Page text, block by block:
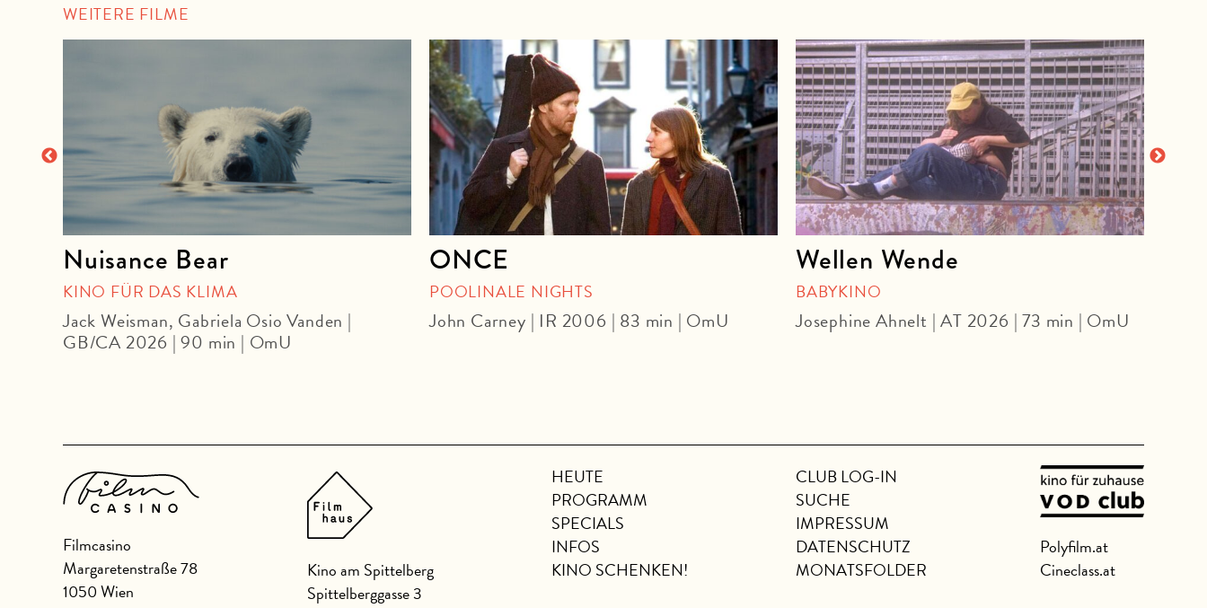
WEITERE FILME
Nuisance Bear
KINO FÜR DAS KLIMA
Jack Weisman, Gabriela Osio Vanden |
GB/CA 2026 | 90 min | OmU
ONCE
POOLINALE NIGHTS
John Carney | IR 2006 | 83 min | OmU
Wellen Wende
BABYKINO
Josephine Ahnelt | AT 2026 | 73 min | OmU
Filmcasino
Margaretenstraße 78
1050 Wien
Kino am Spittelberg
Spittelberggasse 3
HEUTE
PROGRAMM
SPECIALS
INFOS
KINO SCHENKEN!
CLUB LOG-IN
SUCHE
IMPRESSUM
DATENSCHUTZ
MONATSFOLDER
Polyfilm.at
Cineclass.at